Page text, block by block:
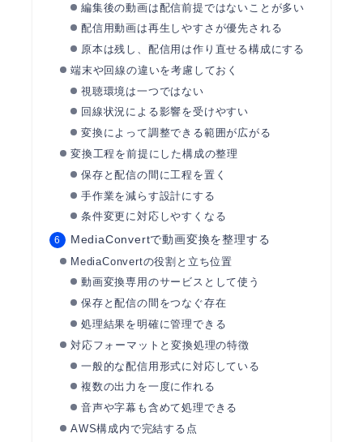
編集後の動画は配信前提ではないことが多い
配信用動画は再生しやすさが優先される
原本は残し、配信用は作り直せる構成にする
端末や回線の違いを考慮しておく
視聴環境は一つではない
回線状況による影響を受けやすい
変換によって調整できる範囲が広がる
変換工程を前提にした構成の整理
保存と配信の間に工程を置く
手作業を減らす設計にする
条件変更に対応しやすくなる
MediaConvertで動画変換を整理する
MediaConvertの役割と立ち位置
動画変換専用のサービスとして使う
保存と配信の間をつなぐ存在
処理結果を明確に管理できる
対応フォーマットと変換処理の特徴
一般的な配信用形式に対応している
複数の出力を一度に作れる
音声や字幕も含めて処理できる
AWS構成内で完結する点